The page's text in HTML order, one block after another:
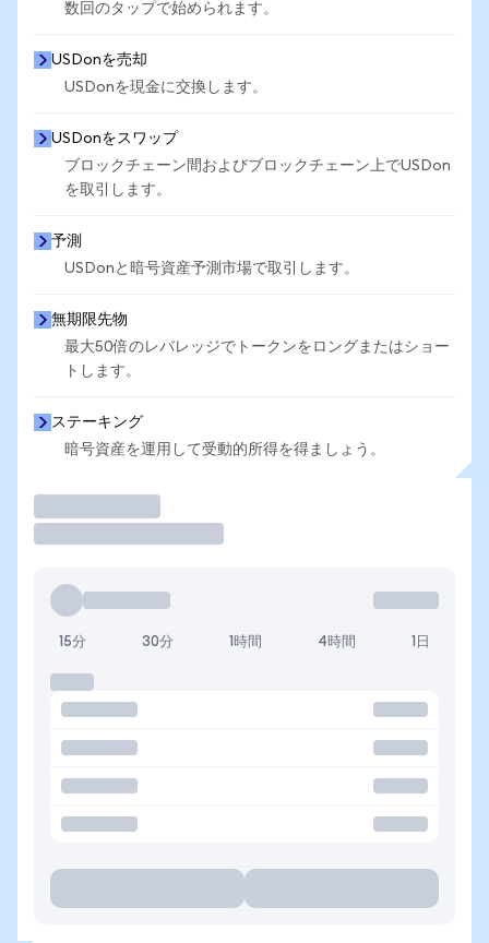
数回のタップで始められます。
USDonを売却
USDonを現金に交換します。
USDonをスワップ
ブロックチェーン間およびブロックチェーン上でUSDon
を取引します。
予測
USDonと暗号資産予測市場で取引します。
無期限先物
最大50倍のレバレッジでトークンをロングまたはショー
トします。
ステーキング
暗号資産を運用して受動的所得を得ましょう。
15分 30分 1時間 4時間 1日